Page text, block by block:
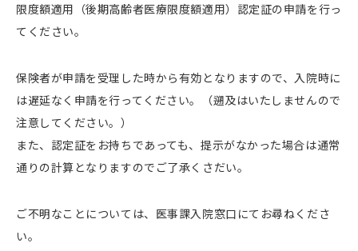
限度額適用（後期高齢者医療限度額適用）認定証の申請を行っ
てください。
保険者が申請を受理した時から有効となりますので、入院時に
は遅延なく申請を行ってください。（遡及はいたしませんので
注意してください。）
また、認定証をお持ちであっても、提示がなかった場合は通常
通りの計算となりますのでご了承くさだい。
ご不明なことについては、医事課入院窓口にてお尋ねくださ
い。